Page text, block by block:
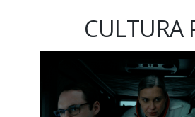
CULTURA